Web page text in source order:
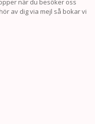
när du besöker oss
av dig via mejl så bokar vi